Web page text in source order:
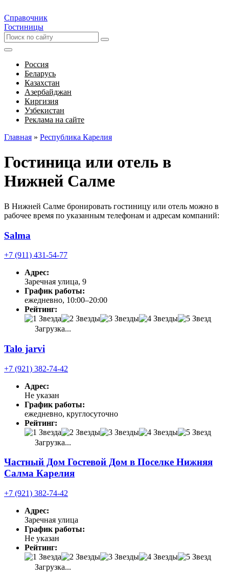
Справочник
Гостиницы
Россия
Беларусь
Казахстан
Азербайджан
Киргизия
Узбекистан
Реклама на сайте
Главная » Республика Карелия
Гостиница или отель в
Нижней Салме
В Нижней Салме бронировать гостиницу или отель можно в
рабочее время по указанным телефонам и адресам компаний:
Salma
+7 (911) 431-54-77
Адрес:
Заречная улица, 9
График работы:
ежедневно, 10:00–20:00
Рейтинг:
Загрузка...
Talo jarvi
+7 (921) 382-74-42
Адрес:
Не указан
График работы:
ежедневно, круглосуточно
Рейтинг:
Загрузка...
Частный Дом Гостевой Дом в Поселке Нижняя
Салма Карелия
+7 (921) 382-74-42
Адрес:
Заречная улица
График работы:
Не указан
Рейтинг:
Загрузка...